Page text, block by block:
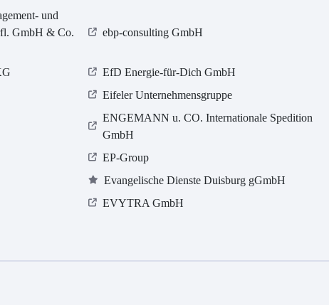
und
GmbH & Co.
ebp-consulting GmbH
EfD Energie-für-Dich GmbH
Eifeler Unternehmensgruppe
ENGEMANN u. CO. Internationale Spedition
GmbH
EP-Group
Evangelische Dienste Duisburg gGmbH
EVYTRA GmbH